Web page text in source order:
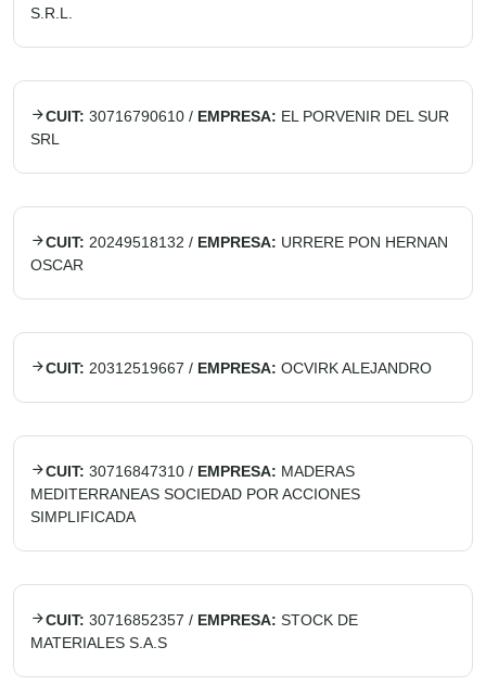
S.R.L.
CUIT: 30716790610 / EMPRESA: EL PORVENIR DEL SUR
SRL
CUIT: 20249518132 / EMPRESA: URRERE PON HERNAN
OSCAR
CUIT: 20312519667 / EMPRESA: OCVIRK ALEJANDRO
CUIT: 30716847310 / EMPRESA: MADERAS
MEDITERRANEAS SOCIEDAD POR ACCIONES
SIMPLIFICADA
CUIT: 30716852357 / EMPRESA: STOCK DE
MATERIALES S.A.S